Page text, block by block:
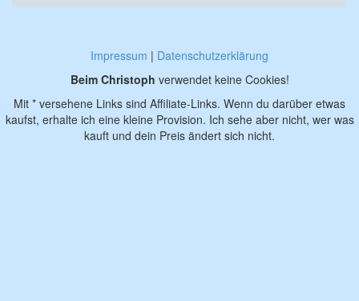
Impressum | Datenschutzerklärung
Beim Christoph verwendet keine Cookies!
Mit * versehene Links sind Affiliate-Links. Wenn du darüber etwas
kaufst, erhalte ich eine kleine Provision. Ich sehe aber nicht, wer was
kauft und dein Preis ändert sich nicht.